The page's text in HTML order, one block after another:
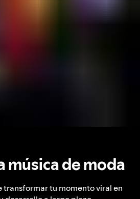
música de moda
tu momento viral en